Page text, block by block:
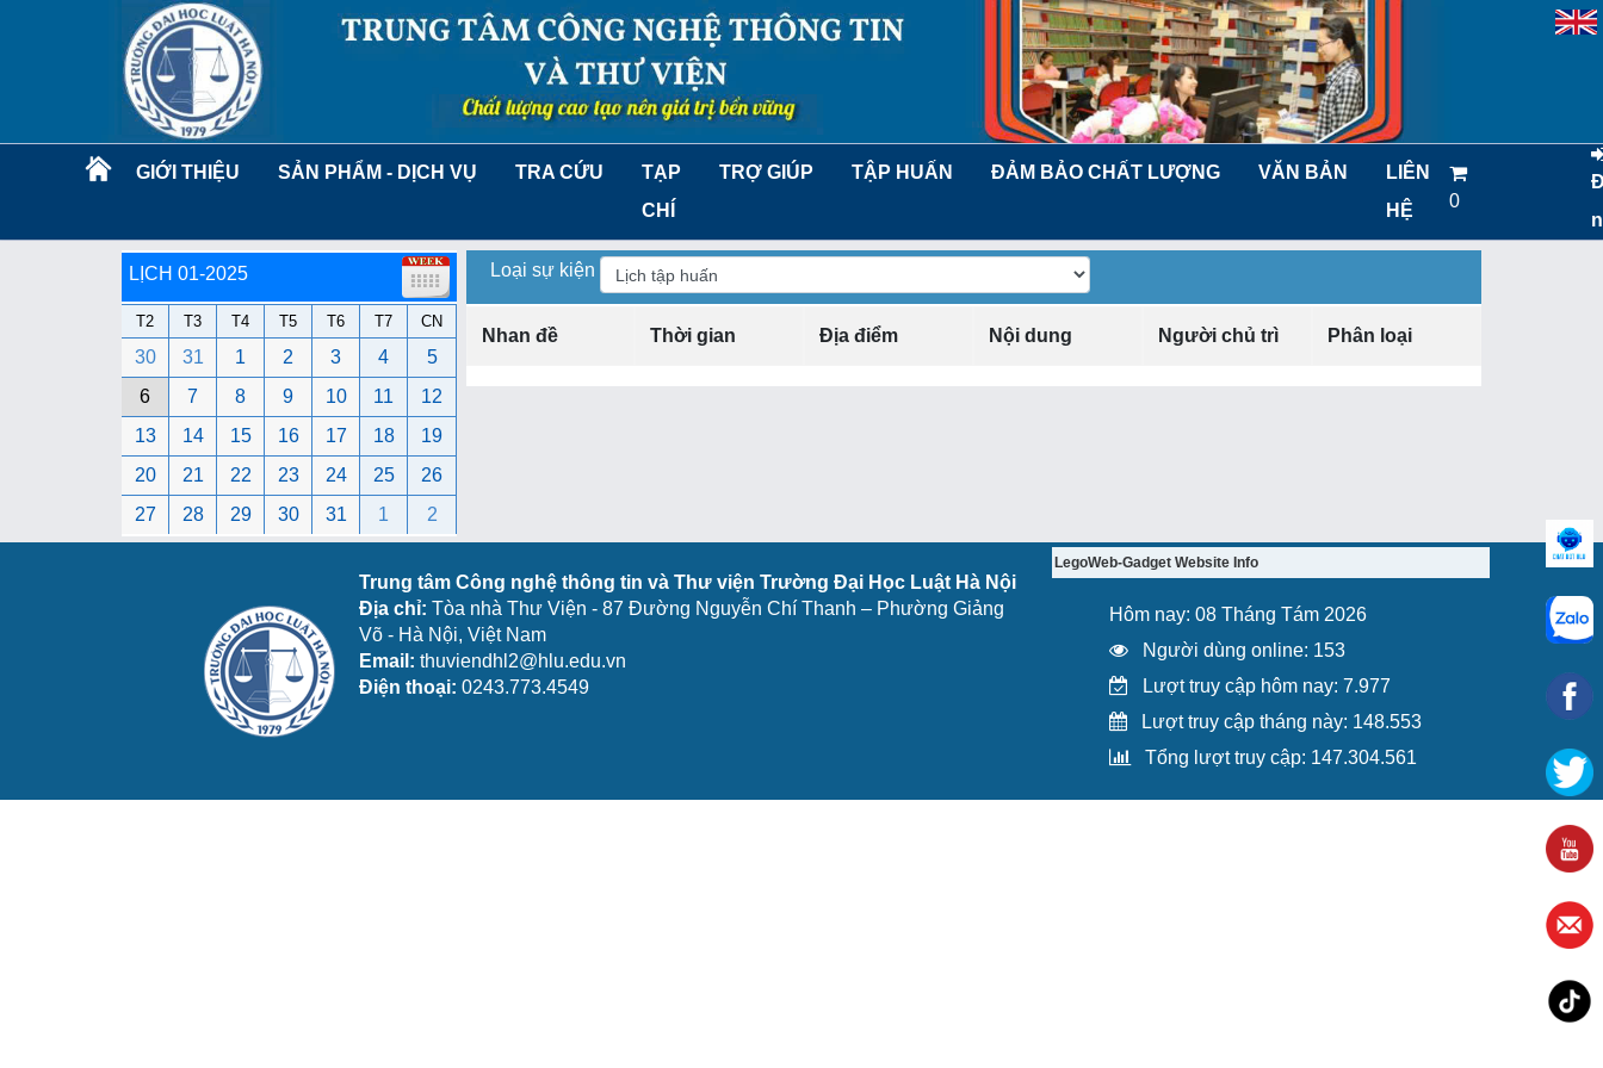
GIỚI THIỆU SẢN PHẨM - DỊCH VỤ TRA CỨU
TẠP
CHÍ
TRỢ GIÚP TẬP HUẤN ĐẢM BẢO CHẤT LƯỢNG VĂN BẢN
LIÊN
HỆ
0
LỊCH 01-2025
T2 T3 T4 T5 T6 T7 CN
30 31 1 2 3 4
5
6
7 8 9 10 11
12
13
14 15 16 17 18
19
20
21 22 23 24 25
26
27
28 29 30 31 1 2
Loại sự kiện
Nhan đề Thời gian Địa điểm Nội dung Người chủ trì Phân loại
Trung tâm Công nghệ thông tin và Thư viện Trường Đại Học Luật Hà Nội
Địa chỉ: Tòa nhà Thư Viện - 87 Đường Nguyễn Chí Thanh – Phường Giảng
Võ - Hà Nội, Việt Nam
Email: thuviendhl2@hlu.edu.vn
Điện thoại: 0243.773.4549
LegoWeb-Gadget Website Info
Hôm nay: 08 Tháng Tám 2026
Người dùng online: 153
Lượt truy cập hôm nay: 7.977
Lượt truy cập tháng này: 148.553
Tổng lượt truy cập: 147.304.561